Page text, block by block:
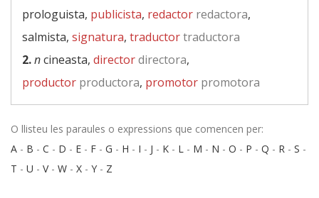
prologuista, publicista, redactor redactora,
salmista, signatura, traductortraductora
2.ncineasta, directordirectora,
productor productora, promotor promotora
O llisteu les paraules o expressions que comencen per:
A - B - C - D - E - F - G - H - I - J - K - L - M - N - O - P - Q - R - S -
T - U - V- W - X - Y - Z